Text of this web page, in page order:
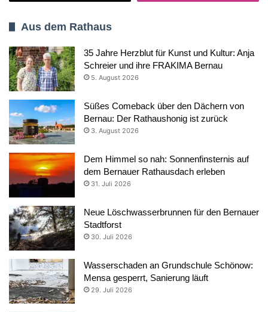
Aus dem Rathaus
35 Jahre Herzblut für Kunst und Kultur: Anja
Schreier und ihre FRAKIMA Bernau
5. August 2026
Süßes Comeback über den Dächern von
Bernau: Der Rathaushonig ist zurück
3. August 2026
Dem Himmel so nah: Sonnenfinsternis auf
dem Bernauer Rathausdach erleben
31. Juli 2026
Neue Löschwasserbrunnen für den Bernauer
Stadtforst
30. Juli 2026
Wasserschaden an Grundschule Schönow:
Mensa gesperrt, Sanierung läuft
29. Juli 2026